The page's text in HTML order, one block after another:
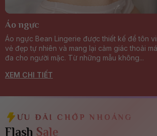
Áo ngực
Áo ngực Bean Lingerie được thiết kế để tôn
vẻ đẹp tự nhiên và mang lại cảm giác thoải
đa cho người mặc. Từ những mẫu không...
XEM CHI TIẾT
ƯU ĐÃI CHỚP NHOÁNG
Flash Sale